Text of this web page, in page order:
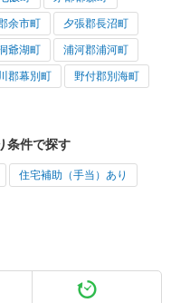
余市町 夕張郡長沼町
爺湖町 浦河郡浦河町
郡幕別町 野付郡別海町
条件で探す
住宅補助（手当）あり